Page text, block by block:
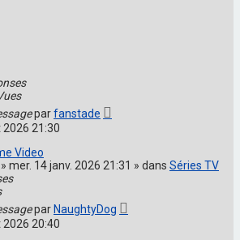
parfanstade
2026 21:30
Video
» mer. 14 janv. 2026 21:31 » dans Séries TV
parNaughtyDog
2026 20:40